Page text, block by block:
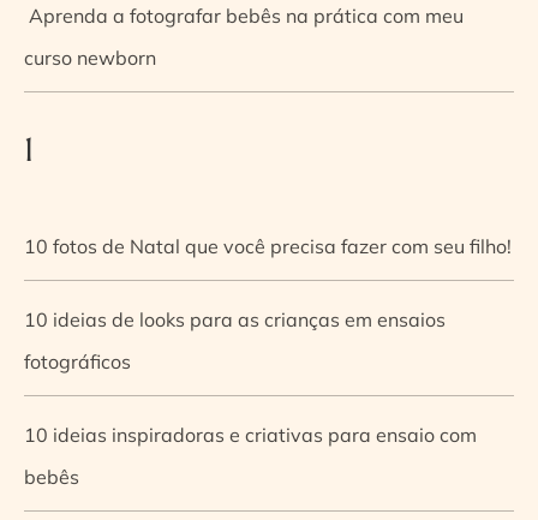
Aprenda a fotografar bebês na prática com meu
curso newborn
1
10 fotos de Natal que você precisa fazer com seu filho!
10 ideias de looks para as crianças em ensaios
fotográficos
10 ideias inspiradoras e criativas para ensaio com
bebês